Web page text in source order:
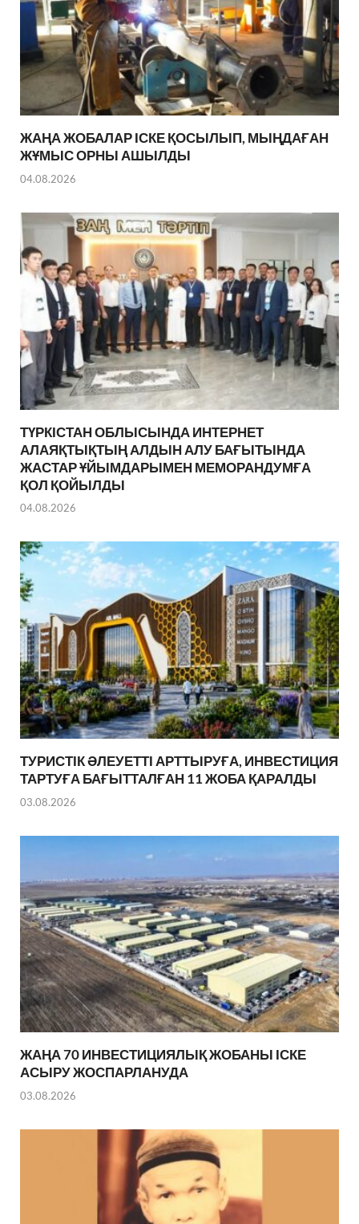
ЖАҢА ЖОБАЛАР ІСКЕ ҚОСЫЛЫП, МЫҢДАҒАН
ЖҰМЫС ОРНЫ АШЫЛДЫ
04.08.2026
ТҮРКІСТАН ОБЛЫСЫНДА ИНТЕРНЕТ
АЛАЯҚТЫҚТЫҢ АЛДЫН АЛУ БАҒЫТЫНДА
ЖАСТАР ҰЙЫМДАРЫМЕН МЕМОРАНДУМҒА
ҚОЛ ҚОЙЫЛДЫ
04.08.2026
ТУРИСТІК ӘЛЕУЕТТІ АРТТЫРУҒА, ИНВЕСТИЦИЯ
ТАРТУҒА БАҒЫТТАЛҒАН 11 ЖОБА ҚАРАЛДЫ
03.08.2026
ЖАҢА 70 ИНВЕСТИЦИЯЛЫҚ ЖОБАНЫ ІСКЕ
АСЫРУ ЖОСПАРЛАНУДА
03.08.2026